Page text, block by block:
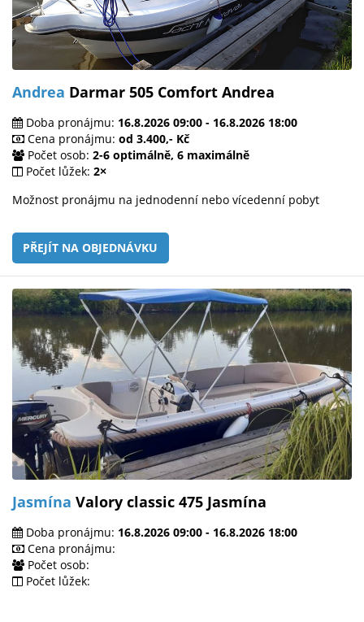
Andrea Darmar 505 Comfort Andrea
Doba pronájmu: 16.8.2026 09:00 - 16.8.2026 18:00
Cena pronájmu: od 3.400,- Kč
Počet osob: 2-6 optimálně, 6 maximálně
Počet lůžek: 2×
Možnost pronájmu na jednodenní nebo vícedenní pobyt
PŘEJÍT NA OBJEDNÁVKU
Jasmína Valory classic 475 Jasmína
Doba pronájmu: 16.8.2026 09:00 - 16.8.2026 18:00
Cena pronájmu:
Počet osob:
Počet lůžek: